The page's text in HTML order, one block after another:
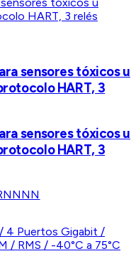
sensores tóxicos u
HART, 3
sensores tóxicos u
HART, 3